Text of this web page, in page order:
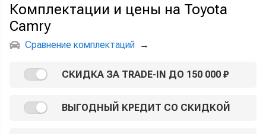
Комплектации и цены на Toyota
Camry
Сравнение комплектаций →
СКИДКА ЗА TRADE-IN ДО 150 000 ₽
ВЫГОДНЫЙ КРЕДИТ СО СКИДКОЙ